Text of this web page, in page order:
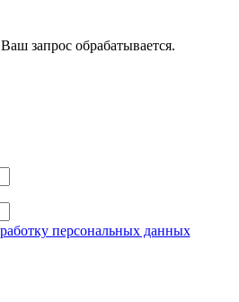
запрос обрабатывается.
персональных данных